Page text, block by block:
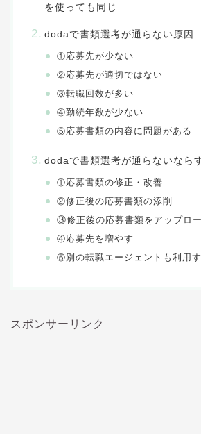
を使っても同じ
doda で書類選考が通らない原因
①応募先が少ない
②応募先が適切ではない
③転職回数が多い
④勤続年数が少ない
⑤応募書類の内容に問題がある
doda で書類選考が通らないなら
①応募書類の修正・改善
②修正後の応募書類の添削
③修正後の応募書類をアップロ
④応募先を増やす
⑤別の転職エージェントも利用
スポンサーリンク